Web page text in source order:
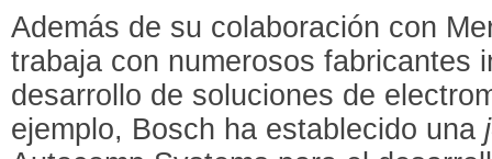
Además de su colaboración con
trabaja con numerosos fabricantes
desarrollo de soluciones de
ejemplo, Bosch ha establecido una